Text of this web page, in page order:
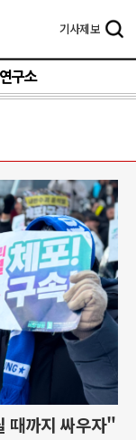
기사제보
연구소
때까지 싸우자"